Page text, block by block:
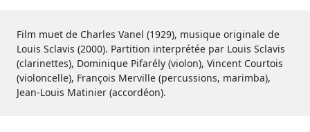
Film muet de Charles Vanel (1929), musique originale de
Louis Sclavis (2000). Partition interprétée par Louis Sclavis
(clarinettes), Dominique Pifarély (violon), Vincent Courtois
(violoncelle), François Merville (percussions, marimba),
Jean-Louis Matinier (accordéon).